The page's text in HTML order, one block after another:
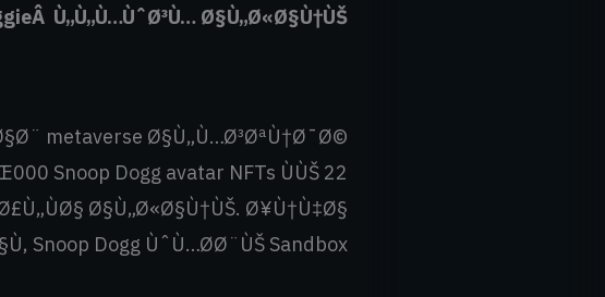
Ù„Ù„Ù…ÙˆØ³Ù… Ø§Ù„Ø«Ø§Ù†ÙŠ
metaverse Ø§Ù„Ù…Ø³ØªÙ†Ø¯Ø©
Snoop Dogg avatar NFTs ÙÙŠ 22
Ø§Ù„Ø«Ø§Ù†ÙŠ. Ø¥Ù†Ù‡Ø§
Snoop Dogg ÙˆÙ…Ø­Ø¨ÙŠ Sandbox.